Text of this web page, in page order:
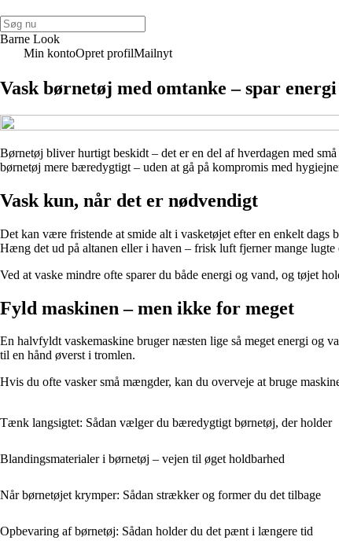
Barne Look
Min kontoOpret profilMailnyt
Vask børnetøj med omtanke – spar
Børnetøj bliver hurtigt beskidt – det er en del af hverdagen med
børnetøj mere bæredygtigt – uden at gå på kompromis med
Vask kun, når det er nødvendigt
Det kan være fristende at smide alt i vasketøjet efter en enkelt
Hæng det ud på altanen eller i haven – frisk luft fjerner mange
Ved at vaske mindre ofte sparer du både energi og vand, og tøjet
Fyld maskinen – men ikke for meget
En halvfyldt vaskemaskine bruger næsten lige så meget energi og
til en hånd øverst i tromlen.
Hvis du ofte vasker små mængder, kan du overveje at bruge
Tænk langsigtet: Sådan vælger du bæredygtigt børnetøj, der holder
Blandingsmaterialer i børnetøj – vejen til øget holdbarhed
Når børnetøjet krymper: Sådan strækker og former du det tilbage
Opbevaring af børnetøj: Sådan holder du det pænt i længere tid